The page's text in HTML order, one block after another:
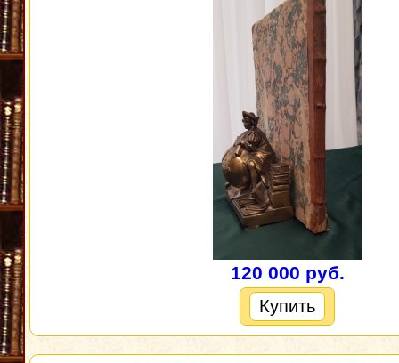
120 000 руб.
Купить